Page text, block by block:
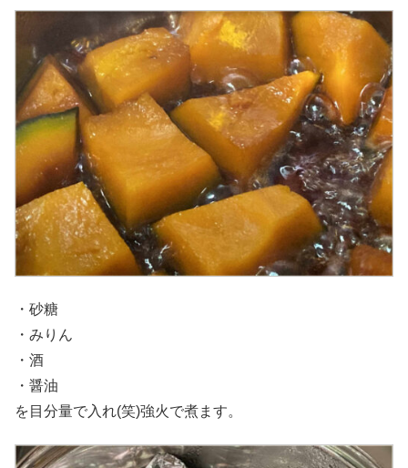
・砂糖
・みりん
・酒
・醤油
を目分量で入れ(笑)強火で煮ます。